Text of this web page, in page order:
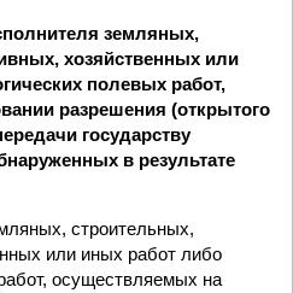
земляных,
хозяйственных или
полевых работ,
разрешения (открытого
государству
в результате
строительных,
или иных работ либо
осуществляемых на